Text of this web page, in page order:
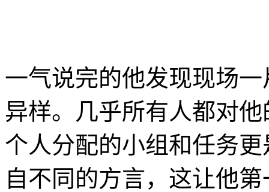
一气说完的他发现现场
异样。几乎所有人都对
个人分配的小组和任务
自不同的方言，这让他